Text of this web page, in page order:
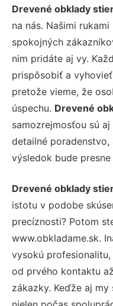
Drevené obklady
na nás. Našimi
spokojných
nim pridáte aj vy.
prispôsobiť a
pretože vieme, že
úspechu. Drevené
samozrejmosťou sú
detailné
výsledok bude
Drevené obklady
istotu v podobe
precíznosti? Potom
www.obkladame.sk.
vysokú
od prvého kontaktu
zákazky. Keďže aj